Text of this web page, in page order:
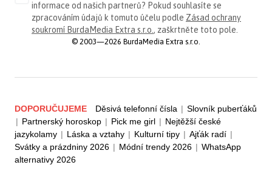
informace od našich partnerů? Pokud souhlasíte se
zpracováním údajů k tomuto účelu podle Zásad ochrany
soukromí BurdaMedia Extra s.r.o., zaškrtněte toto pole.
© 2003—2026 BurdaMedia Extra s.r.o.
DOPORUČUJEME Děsivá telefonní čísla | Slovník puberťáků
| Partnerský horoskop | Pick me girl | Nejtěžší české
jazykolamy | Láska a vztahy | Kulturní tipy | Ajťák radí |
Svátky a prázdniny 2026 | Módní trendy 2026 | WhatsApp
alternativy 2026